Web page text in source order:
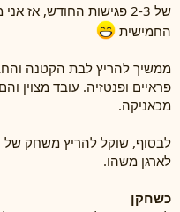
של 2-3 פגישות החודש, אז
החמישית
ממשיך להריץ לבת הקטנה
פראיים ופנטזיה. עובד מצוין
מכאניקה.
לארגן משהו.
כשחקן